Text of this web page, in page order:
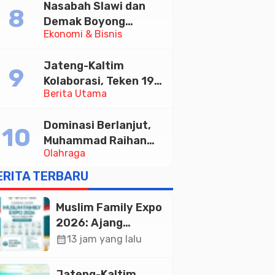
Memajukan Wisata
serta UMKM Lokal
Ekonomi & Bisnis
Nasabah Slawi dan
Demak Boyong
Toyota Innova Zenix
Tabungan Bima Bank
Jateng
Berita Utama
Jateng-Kaltim
Kolaborasi, Teken 19
Kerja Sama Ekonomi
Olahraga
Dominasi Berlanjut,
Muhammad Raihan
Fadila Sabet Emas
Kyorugi di Asian
Taekwondo Indonesia
Open 2026
TERBARU
Muslim Family Expo
2026: Ajang
Silaturahim dan
Ekonomi Halal di
calendar_month13 jam yang lalu